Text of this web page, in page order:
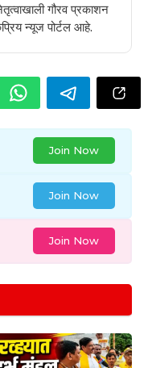
गौरव प्रकाशन
न्यूज पोर्टल आहे.
Join Now
Join Now
Join Now